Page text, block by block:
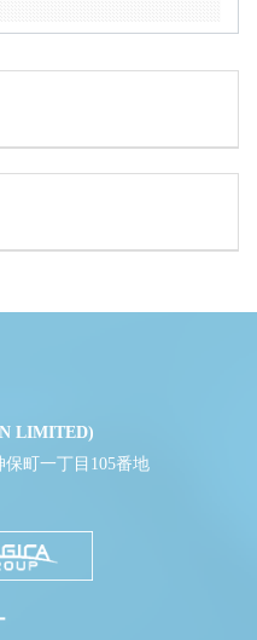
LIMITED)
保町一丁目105番地